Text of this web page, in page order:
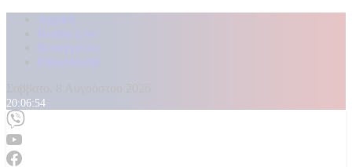
Αρχική
Kontra Live
Καταγγελίες
Επικοινωνία
20:06:56